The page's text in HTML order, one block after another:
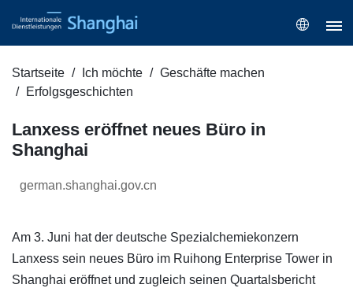
Startseite Ich möchte
Geschäfte machen
Erfolgsgeschichten
Lanxess eröffnet neues Büro in
Shanghai
german.shanghai.gov.cn
Am 3. Juni hat der deutsche Spezialchemiekonzern
Lanxess sein neues Büro im Ruihong Enterprise Tower in
Shanghai eröffnet und zugleich seinen Quartalsbericht